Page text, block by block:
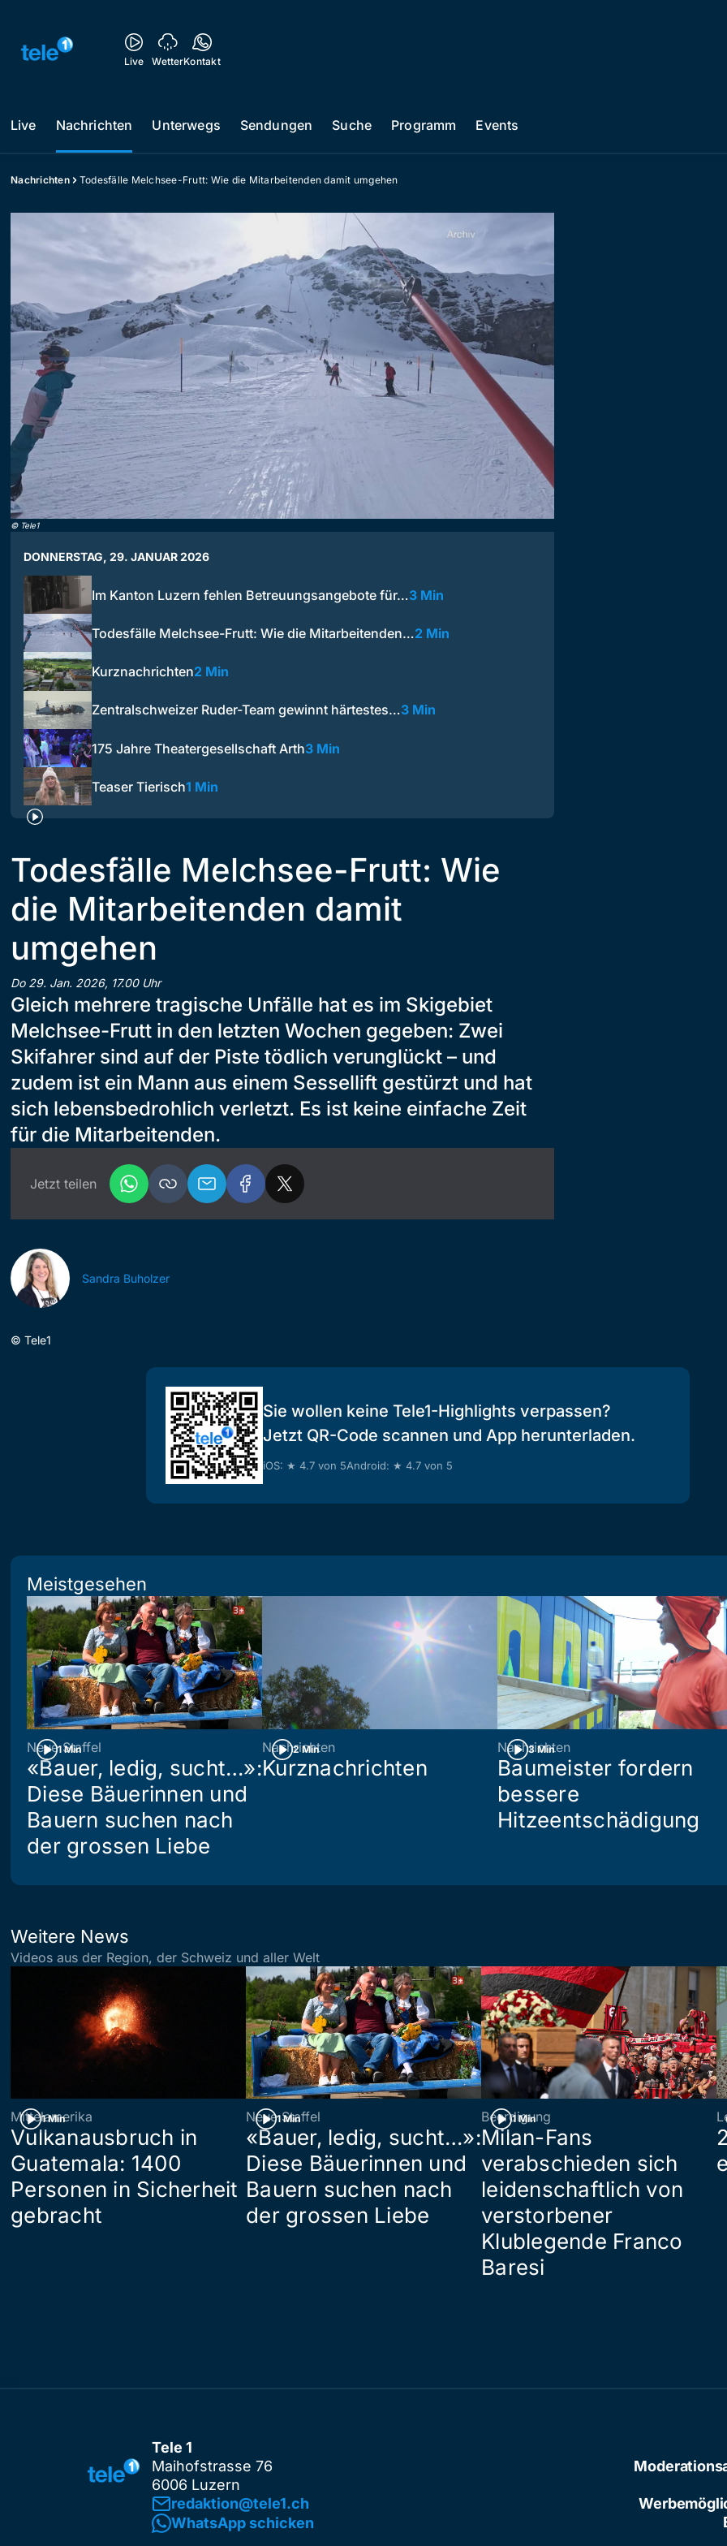
Live WetterKontakt
Live Nachrichten Unterwegs Sendungen Suche Programm Events
Nachrichten Todesfälle Melchsee-Frutt: Wie die Mitarbeitenden damit umgehen
© Tele1
DONNERSTAG, 29. JANUAR 2026
Im Kanton Luzern fehlen Betreuungsangebote für…3 Min
Todesfälle Melchsee-Frutt: Wie die Mitarbeitenden…2 Min
Kurznachrichten2 Min
Zentralschweizer Ruder-Team gewinnt härtestes…3 Min
175 Jahre Theatergesellschaft Arth3 Min
Teaser Tierisch1 Min
Todesfälle Melchsee-Frutt: Wie
die Mitarbeitenden damit
umgehen
Do 29. Jan. 2026, 17.00 Uhr
Gleich mehrere tragische Unfälle hat es im Skigebiet
Melchsee-Frutt in den letzten Wochen gegeben: Zwei
Skifahrer sind auf der Piste tödlich verunglückt – und
zudem ist ein Mann aus einem Sessellift gestürzt und hat
sich lebensbedrohlich verletzt. Es ist keine einfache Zeit
für die Mitarbeitenden.
Jetzt teilen
Sandra Buholzer
© Tele1
Sie wollen keine Tele1-Highlights verpassen?
Jetzt QR-Code scannen und App herunterladen.
iOS: ★ 4.7 von 5Android: ★ 4.7 von 5
Meistgesehen
1 Min
Neue Staffel
«Bauer, ledig, sucht…»:
Diese Bäuerinnen und
Bauern suchen nach
der grossen Liebe
2 Min
Nachrichten
Kurznachrichten
3 Min
Nachrichten
Baumeister fordern
bessere
Hitzeentschädigung
Weitere News
Videos aus der Region, der Schweiz und aller Welt
1 Min
Mittelamerika
Vulkanausbruch in
Guatemala: 1400
Personen in Sicherheit
gebracht
1 Min
Neue Staffel
«Bauer, ledig, sucht…»:
Diese Bäuerinnen und
Bauern suchen nach
der grossen Liebe
1 Min
Beerdigung
Milan-Fans
verabschieden sich
leidenschaftlich von
verstorbener
Klublegende Franco
Baresi
Tele 1
Maihofstrasse 76
6006 Luzern
redaktion@tele1.ch
WhatsApp schicken